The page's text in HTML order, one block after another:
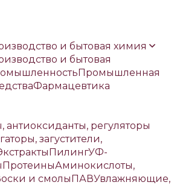
и бытовая химия
и бытовая
Промышленная
Фармацевтика
антиоксиданты, регуляторы
загустители,
ПилингУФ-
ПротеиныАминокислоты,
и смолыПАВУвлажняющие,